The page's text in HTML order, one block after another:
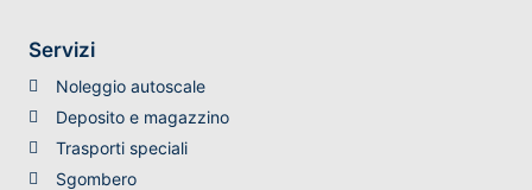
Servizi
Noleggio autoscale
Deposito e magazzino
Trasporti speciali
Sgombero